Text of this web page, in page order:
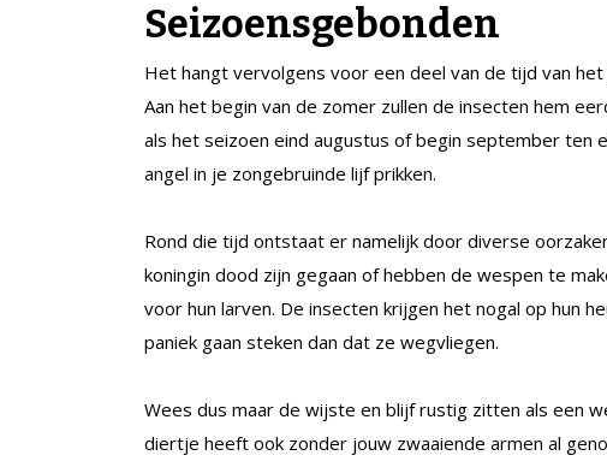
Seizoensgebonden
Het hangt vervolgens voor een deel van de tijd van
Aan het begin van de zomer zullen de insecten hem
als het seizoen eind augustus of begin september ten
angel in je zongebruinde lijf prikken.
Rond die tijd ontstaat er namelijk door diverse
koningin dood zijn gegaan of hebben de wespen te
voor hun larven. De insecten krijgen het nogal op hun
paniek gaan steken dan dat ze wegvliegen.
Wees dus maar de wijste en blijf rustig zitten als een
diertje heeft ook zonder jouw zwaaiende armen al